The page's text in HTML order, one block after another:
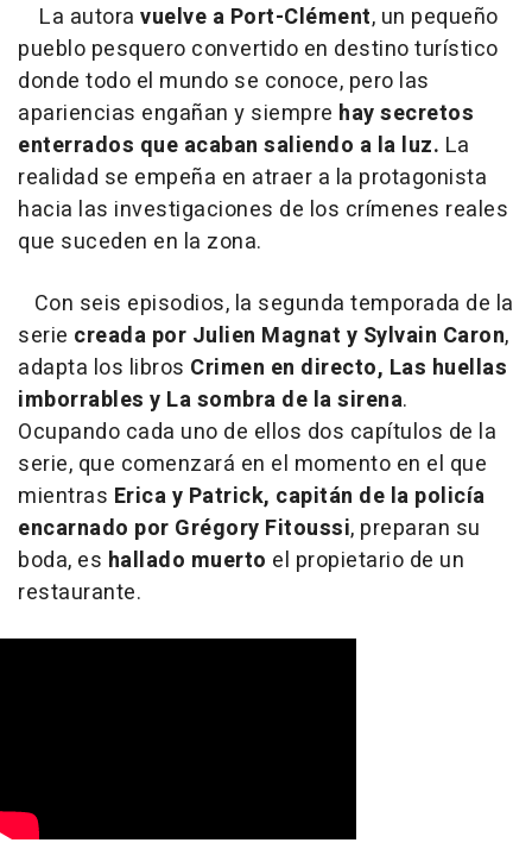
La autora vuelve a Port-Clément, un pequeño
pueblo pesquero convertido en destino turístico
donde todo el mundo se conoce, pero las
apariencias engañan y siempre hay secretos
enterrados que acaban saliendo a la luz. La
realidad se empeña en atraer a la protagonista
hacia las investigaciones de los crímenes reales
que suceden en la zona.
Con seis episodios, la segunda temporada de la
serie creada por Julien Magnat y Sylvain Caron,
adapta los libros Crimen en directo, Las huellas
imborrables y La sombra de la sirena.
Ocupando cada uno de ellos dos capítulos de la
serie, que comenzará en el momento en el que
mientras Erica y Patrick, capitán de la policía
encarnado por Grégory Fitoussi, preparan su
boda, es hallado muerto el propietario de un
restaurante.